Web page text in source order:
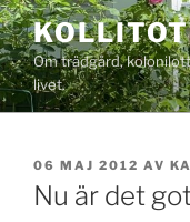
Hoppa
till
innehållOm trädgård,
livet.
PUBLICERAT
06 MAJ 2012 AV
Nu är det